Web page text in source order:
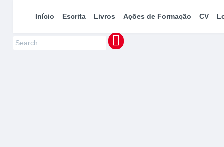
maquinaMUNDI
Pedro Manuel Azevedo » Escritor » Formador
Início Escrita Livros Ações de Formação CV